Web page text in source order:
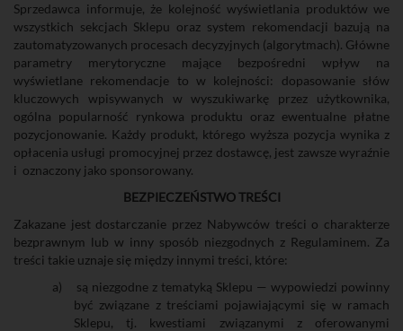
Sprzedawca informuje, że kolejność wyświetlania produktów we
wszystkich sekcjach Sklepu oraz system rekomendacji bazują na
zautomatyzowanych procesach decyzyjnych (algorytmach). Główne
parametry merytoryczne mające bezpośredni wpływ na
wyświetlane rekomendacje to w kolejności: dopasowanie słów
kluczowych wpisywanych w wyszukiwarkę przez użytkownika,
ogólna popularność rynkowa produktu oraz ewentualne płatne
pozycjonowanie. Każdy produkt, którego wyższa pozycja wynika z
opłacenia usługi promocyjnej przez dostawcę, jest zawsze wyraźnie
i oznaczony jako sponsorowany.
BEZPIECZEŃSTWO TREŚCI
Zakazane jest dostarczanie przez Nabywców treści o charakterze
bezprawnym lub w inny sposób niezgodnych z Regulaminem. Za
treści takie uznaje się między innymi treści, które:
a)
są niezgodne z tematyką Sklepu — wypowiedzi powinny
być związane z treściami pojawiającymi się w ramach
Sklepu, tj. kwestiami związanymi z oferowanymi